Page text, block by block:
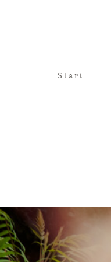
Start